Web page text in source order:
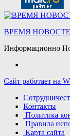
ВРЕМЯ
Информационно
Сайт работает на
Контакты
Политика
Правила
Карта сайта